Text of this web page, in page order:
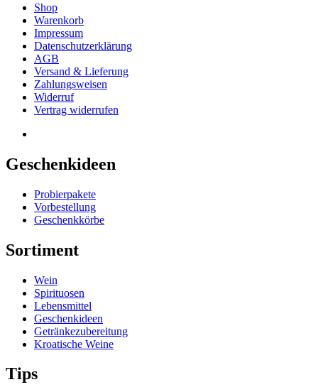
Shop
Warenkorb
Impressum
Datenschutzerklärung
AGB
Versand & Lieferung
Zahlungsweisen
Widerruf
Vertrag widerrufen
Geschenkideen
Probierpakete
Vorbestellung
Geschenkkörbe
Sortiment
Wein
Spirituosen
Lebensmittel
Geschenkideen
Getränkezubereitung
Kroatische Weine
Tips